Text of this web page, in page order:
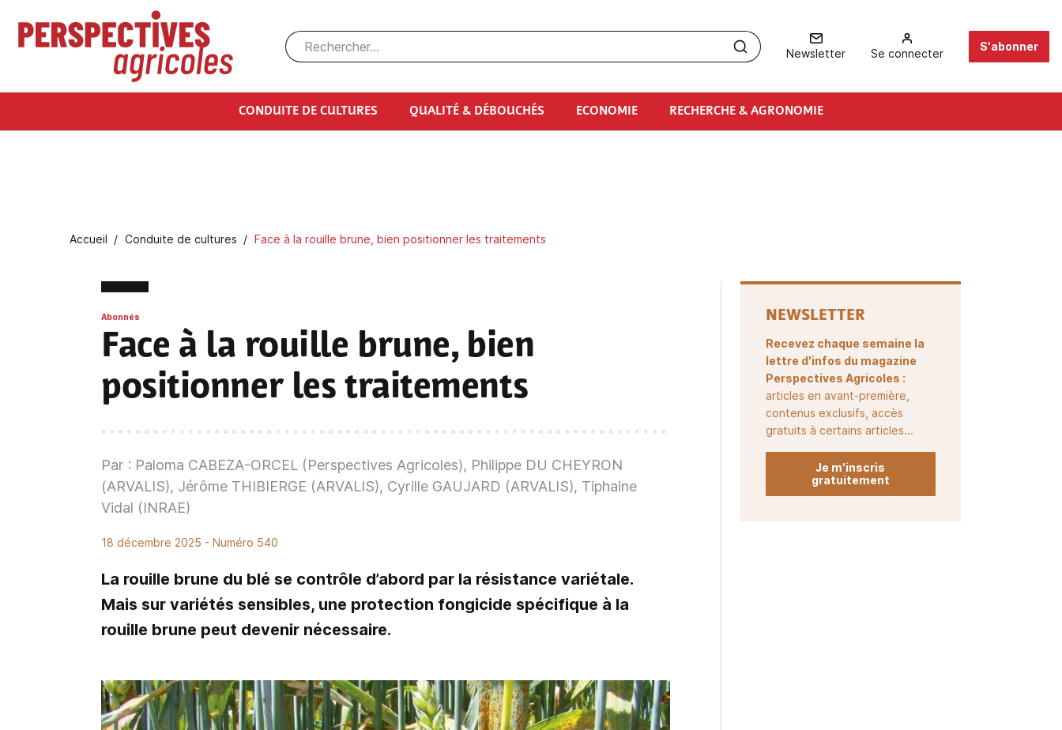
Aller au contenu principal
Newsletter Se connecter
S'abonner
CONDUITE DE CULTURES QUALITÉ & DÉBOUCHÉS ECONOMIE RECHERCHE & AGRONOMIE
Fil d'Ariane
Accueil Conduite de cultures Face à la rouille brune, bien positionner les traitements
Abonnés
Face à la rouille brune, bien
positionner les traitements
Par : Paloma CABEZA-ORCEL (Perspectives Agricoles), Philippe DU CHEYRON
(ARVALIS), Jérôme THIBIERGE (ARVALIS), Cyrille GAUJARD (ARVALIS), Tiphaine
Vidal (INRAE)
18 décembre 2025 - Numéro 540
La rouille brune du blé se contrôle d’abord par la résistance variétale.
Mais sur variétés sensibles, une protection fongicide spécifique à la
rouille brune peut devenir nécessaire.
NEWSLETTER
Recevez chaque semaine la
lettre d'infos du magazine
Perspectives Agricoles :
articles en avant-première,
contenus exclusifs, accès
gratuits à certains articles...
Je m'inscris
gratuitement